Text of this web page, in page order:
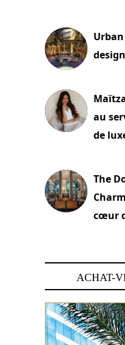
au
de
The
cœur
ACHAT-